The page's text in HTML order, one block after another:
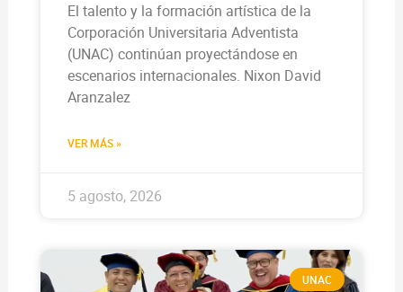
El talento y la formación artística de la
Corporación Universitaria Adventista
(UNAC) continúan proyectándose en
escenarios internacionales. Nixon David
Aranzalez
VER MÁS »
5 agosto, 2026
UNAC